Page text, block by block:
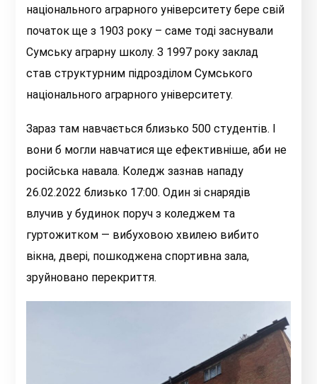
національного аграрного університету бере свій
початок ще з 1903 року – саме тоді заснували
Сумську аграрну школу. З 1997 року заклад
став структурним підрозділом Сумського
національного аграрного університету.
Зараз там навчається близько 500 студентів. І
вони б могли навчатися ще ефективніше, аби не
російська навала. Коледж зазнав нападу
26.02.2022 близько 17:00. Один зі снарядів
влучив у будинок поруч з коледжем та
гуртожитком — вибуховою хвилею вибито
вікна, двері, пошкоджена спортивна зала,
зруйновано перекриття.